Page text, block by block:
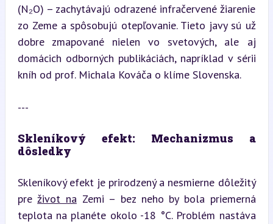
(N₂O) – zachytávajú odrazené infračervené žiarenie
zo Zeme a spôsobujú otepľovanie. Tieto javy sú už
dobre zmapované nielen vo svetových, ale aj
domácich odborných publikáciách, napríklad v sérii
kníh od prof. Michala Kováča o klíme Slovenska.
---
Skleníkový efekt: Mechanizmus a
dôsledky
Skleníkový efekt je prirodzený a nesmierne dôležitý
pre život na Zemi – bez neho by bola priemerná
teplota na planéte okolo -18 °C. Problém nastáva